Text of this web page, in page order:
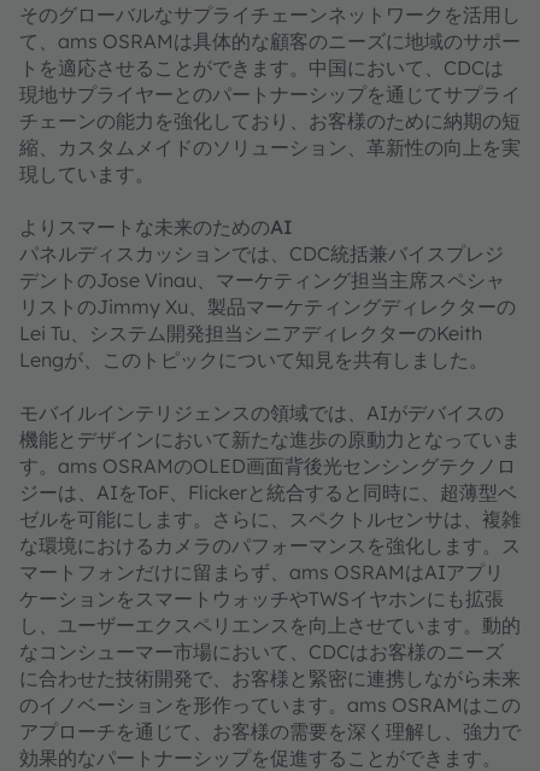
そのグローバルなサプライチェーンネットワークを活用し
て、ams OSRAMは具体的な顧客のニーズに地域のサポー
トを適応させることができます。中国において、CDCは
現地サプライヤーとのパートナーシップを通じてサプライ
チェーンの能力を強化しており、お客様のために納期の短
縮、カスタムメイドのソリューション、革新性の向上を実
現しています。
よりスマートな未来のためのAI
パネルディスカッションでは、CDC統括兼バイスプレジ
デントのJose Vinau、マーケティング担当主席スペシャ
リストのJimmy Xu、製品マーケティングディレクターの
Lei Tu、システム開発担当シニアディレクターのKeith
Lengが、このトピックについて知見を共有しました。
モバイルインテリジェンスの領域では、AIがデバイスの
機能とデザインにおいて新たな進歩の原動力となっていま
す。ams OSRAMのOLED画面背後光センシングテクノロ
ジーは、AIをToF、Flickerと統合すると同時に、超薄型ベ
ゼルを可能にします。さらに、スペクトルセンサは、複雑
な環境におけるカメラのパフォーマンスを強化します。ス
マートフォンだけに留まらず、ams OSRAMはAIアプリ
ケーションをスマートウォッチやTWSイヤホンにも拡張
し、ユーザーエクスペリエンスを向上させています。動的
なコンシューマー市場において、CDCはお客様のニーズ
に合わせた技術開発で、お客様と緊密に連携しながら未来
のイノベーションを形作っています。ams OSRAMはこの
アプローチを通じて、お客様の需要を深く理解し、強力で
効果的なパートナーシップを促進することができます。